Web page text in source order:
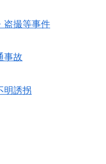
盗撮等事件
事故
明誘拐